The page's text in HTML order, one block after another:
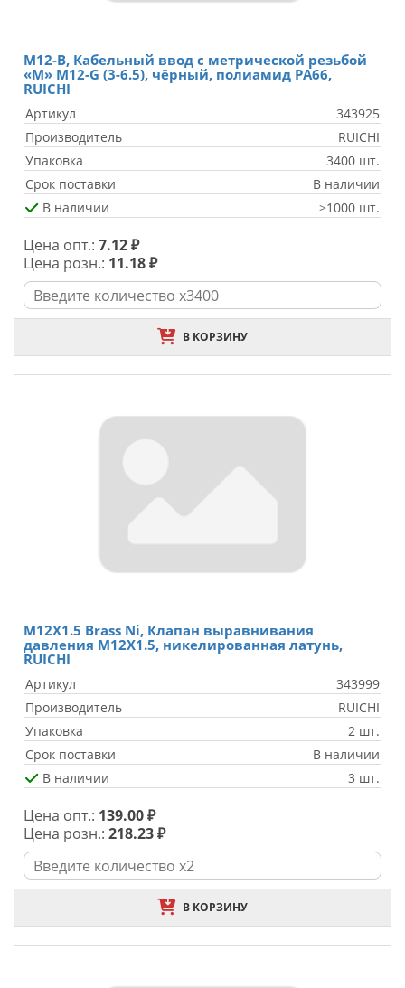
M12-B, Кабельный ввод с метрической резьбой
«M» M12-G (3-6.5), чёрный, полиамид PA66,
RUICHI
Артикул
343925
Производитель
RUICHI
Упаковка
3400 шт.
Срок поставки
В наличии
В наличии
>1000 шт.
Цена опт.: 7.12 ₽
Цена розн.: 11.18 ₽
В КОРЗИНУ
M12X1.5 Brass Ni, Клапан выравнивания
давления M12X1.5, никелированная латунь,
RUICHI
Артикул
343999
Производитель
RUICHI
Упаковка
2 шт.
Срок поставки
В наличии
В наличии
3 шт.
Цена опт.: 139.00 ₽
Цена розн.: 218.23 ₽
В КОРЗИНУ